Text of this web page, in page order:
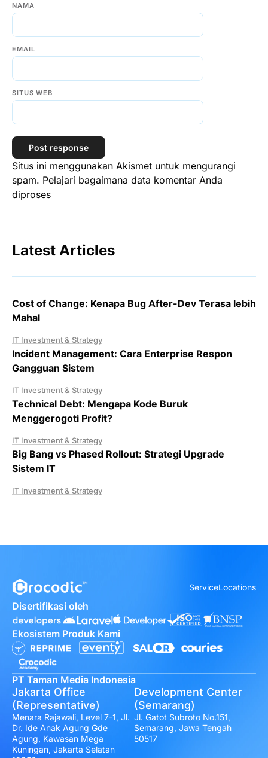
NAMA
EMAIL
SITUS WEB
Situs ini menggunakan Akismet untuk mengurangi
spam. Pelajari bagaimana data komentar Anda
diproses
Latest Articles
Cost of Change: Kenapa Bug After-Dev Terasa lebih
Mahal
IT Investment & Strategy
Incident Management: Cara Enterprise Respon
Gangguan Sistem
IT Investment & Strategy
Technical Debt: Mengapa Kode Buruk
Menggerogoti Profit?
IT Investment & Strategy
Big Bang vs Phased Rollout: Strategi Upgrade
Sistem IT
IT Investment & Strategy
ServiceLocations
Disertifikasi oleh
Ekosistem Produk Kami
PT Taman Media Indonesia
Jakarta Office
(Representative)
Menara Rajawali, Level 7-1, Jl.
Dr. Ide Anak Agung Gde
Agung, Kawasan Mega
Kuningan, Jakarta Selatan
Development Center
(Semarang)
Jl. Gatot Subroto No.151,
Semarang, Jawa Tengah
50517